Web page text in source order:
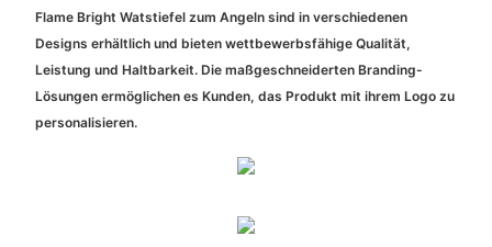
Flame Bright Watstiefel zum Angeln sind in verschiedenen
Designs erhältlich und bieten wettbewerbsfähige Qualität,
Leistung und Haltbarkeit. Die maßgeschneiderten Branding-
Lösungen ermöglichen es Kunden, das Produkt mit ihrem Logo zu
personalisieren.